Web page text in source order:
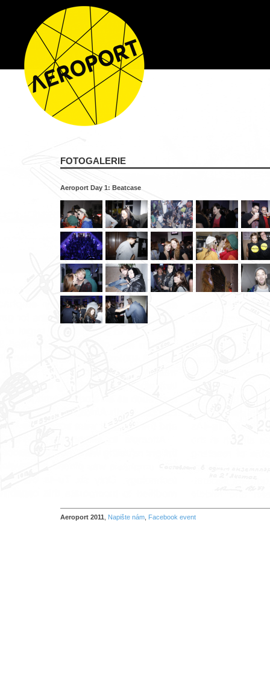
FOTOGALERIE
Aeroport Day 1: Beatcase
Aeroport 2011 Napište nám Facebook event